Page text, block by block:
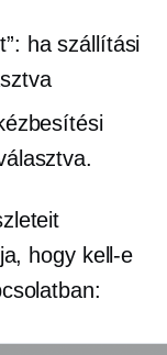
ha szállítási
hogy kell-e